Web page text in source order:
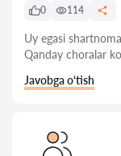
0
114
Uy egasi
Qanday choralar
Javobga o‘tish